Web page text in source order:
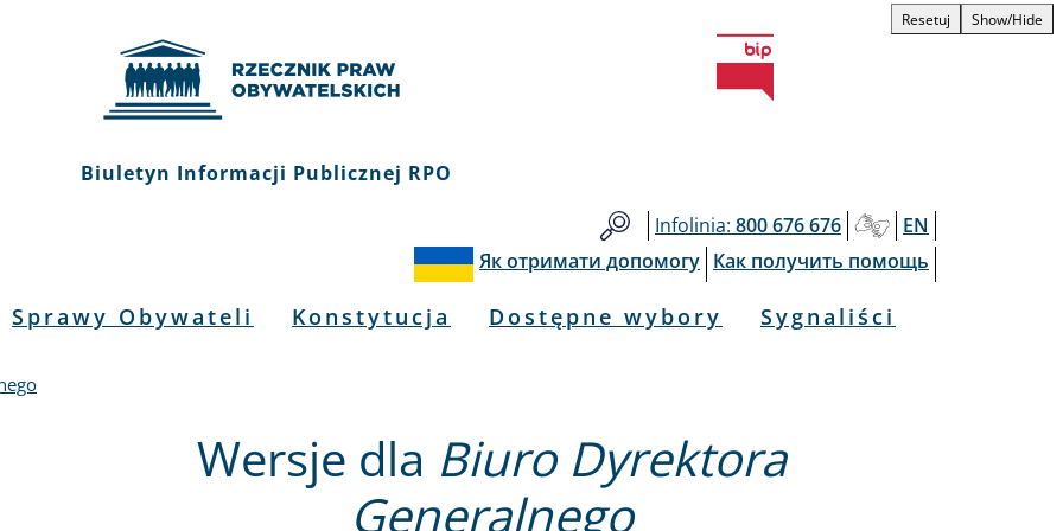
Resetuj Show/Hide
Biuletyn Informacji Publicznej RPO
Infolinia: 800 676 676
EN
Як отримати допомогу Как получить помощь
Sprawy Obywateli Konstytucja Dostępne wybory Sygnaliści
Wersje dla Biuro Dyrektora
Generalnego